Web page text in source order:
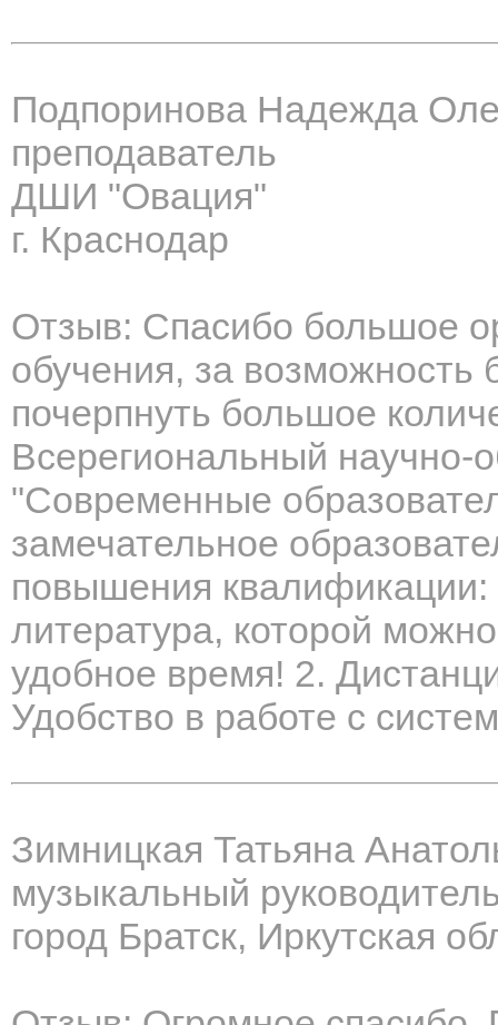
Подпоринова Надежда
преподаватель
ДШИ "Овация"
г. Краснодар
Отзыв: Спасибо большое
обучения, за возможность
почерпнуть большое
Всерегиональный научно-
"Современные
замечательное
повышения квалификации:
литература, которой
удобное время! 2.
Удобство в работе с
Зимницкая Татьяна
музыкальный
город Братск, Иркутская